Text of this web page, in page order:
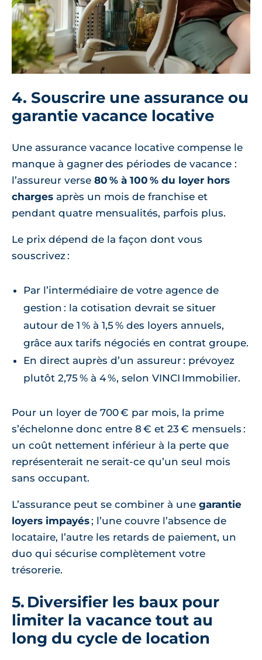
4. Souscrire une assurance ou
garantie vacance locative
Une assurance vacance locative compense le
manque à gagner des périodes de vacance :
l’assureur verse 80 % à 100 % du loyer hors
charges après un mois de franchise et
pendant quatre mensualités, parfois plus.
Le prix dépend de la façon dont vous
souscrivez :
Par l’intermédiaire de votre agence de
gestion : la cotisation devrait se situer
autour de 1 % à 1,5 % des loyers annuels,
grâce aux tarifs négociés en contrat groupe.
En direct auprès d’un assureur : prévoyez
plutôt 2,75 % à 4 %, selon VINCI Immobilier.
Pour un loyer de 700 € par mois, la prime
s’échelonne donc entre 8 € et 23 € mensuels :
un coût nettement inférieur à la perte que
représenterait ne serait‑ce qu’un seul mois
sans occupant.
L’assurance peut se combiner à une garantie
loyers impayés; l’une couvre l’absence de
locataire, l’autre les retards de paiement, un
duo qui sécurise complètement votre
trésorerie.
5. Diversifier les baux pour
limiter la vacance tout au
long du cycle de location